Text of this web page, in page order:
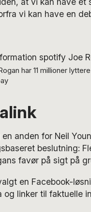
vi kan have en
har 11 millioner
anden for Neil
beslutning:
favør på sigt på
en Facebook-
linker til faktuelle